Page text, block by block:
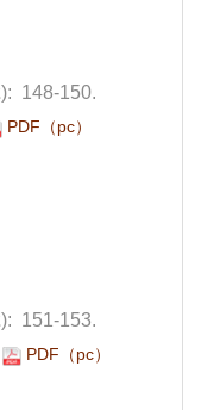
): 148-150.
): 151-153.